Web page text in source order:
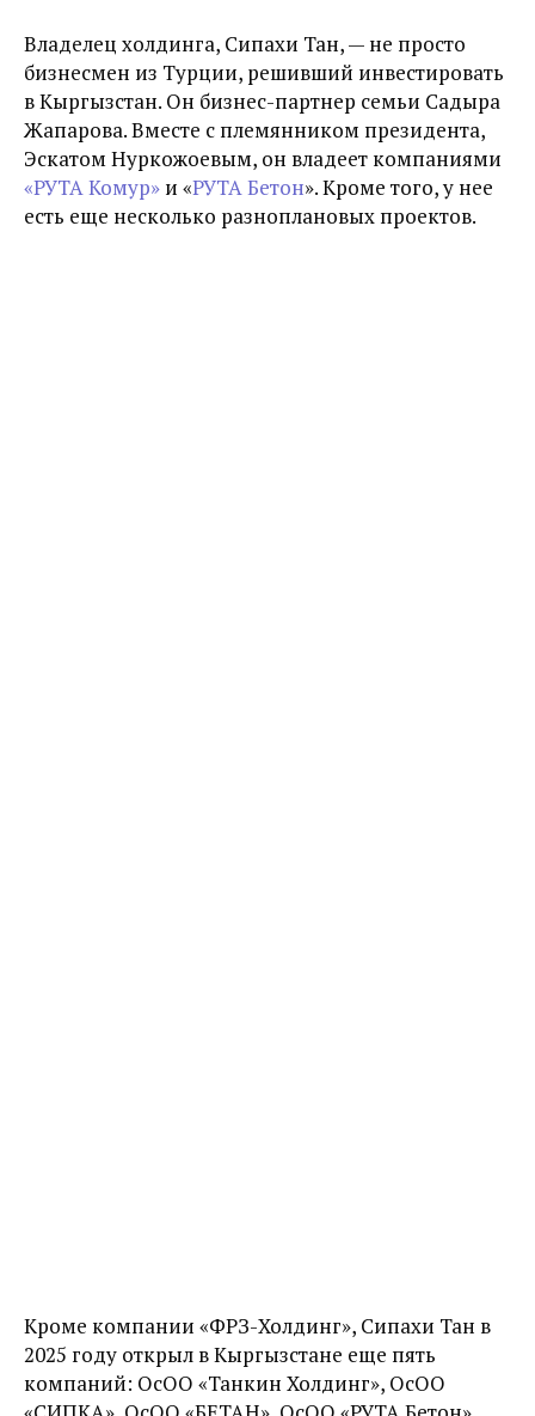
Владелец холдинга, Сипахи Тан, — не просто
бизнесмен из Турции, решивший инвестировать
в Кыргызстан. Он бизнес-партнер семьи Садыра
Жапарова. Вместе с племянником президента,
Эскатом Нуркожоевым, он владеет компаниями
«РУТА Комур» и «РУТА Бетон». Кроме того, у нее
есть еще несколько разноплановых проектов.
Кроме компании «ФРЗ-Холдинг», Сипахи Тан в
2025 году открыл в Кыргызстане еще пять
компаний: ОсОО «Танкин Холдинг», ОсОО